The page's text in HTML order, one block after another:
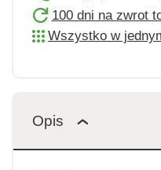
100 dni na zwrot
Wszystko w
Opis